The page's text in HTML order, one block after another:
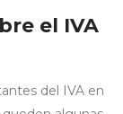
el IVA
del IVA en